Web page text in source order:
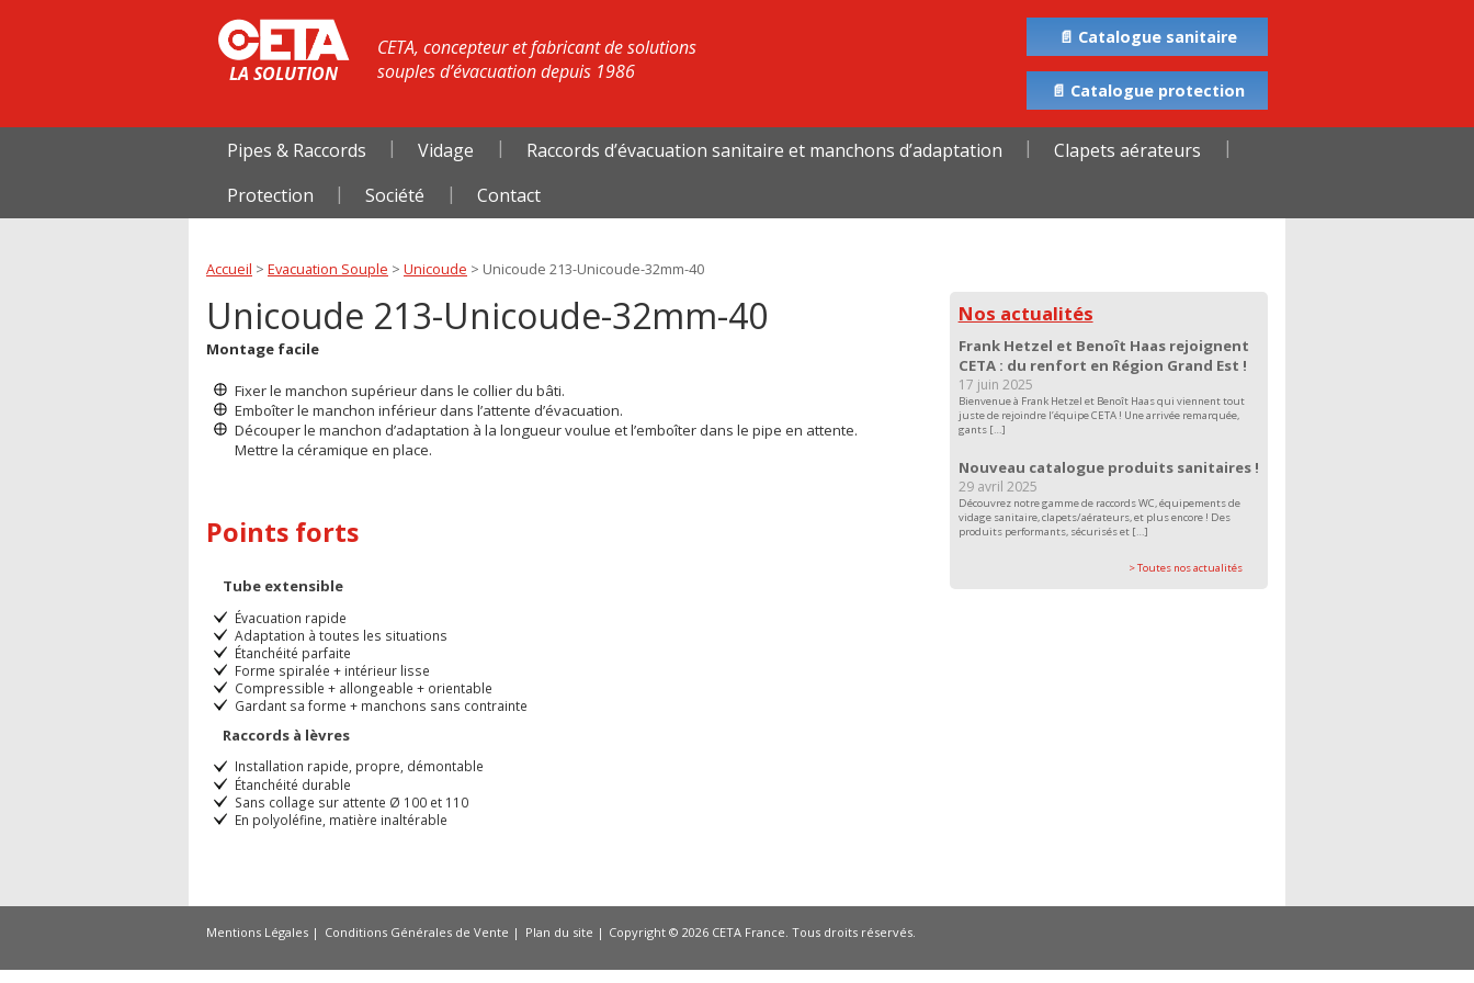
LA SOLUTION
CETA, concepteur et fabricant de solutions
souples d’évacuation depuis 1986
📄 Catalogue sanitaire
📄 Catalogue protection
Pipes & Raccords Vidage Raccords d’évacuation sanitaire et manchons d’adaptation
Clapets aérateurs
Protection
Société Contact
Accueil > Evacuation Souple > Unicoude > Unicoude 213-Unicoude-32mm-40
Unicoude 213-Unicoude-32mm-40
Montage facile
Fixer le manchon supérieur dans le collier du bâti.
Emboîter le manchon inférieur dans l’attente d’évacuation.
Découper le manchon d’adaptation à la longueur voulue et l’emboîter dans le pipe en attente.
Mettre la céramique en place.
Points forts
Tube extensible
Évacuation rapide
Adaptation à toutes les situations
Étanchéité parfaite
Forme spiralée + intérieur lisse
Compressible + allongeable + orientable
Gardant sa forme + manchons sans contrainte
Raccords à lèvres
Installation rapide, propre, démontable
Étanchéité durable
Sans collage sur attente Ø 100 et 110
En polyoléfine, matière inaltérable
Nos actualités
Frank Hetzel et Benoît Haas rejoignent
CETA : du renfort en Région Grand Est !
17 juin 2025
Bienvenue à Frank Hetzel et Benoît Haas qui viennent tout
juste de rejoindre l’équipe CETA ! Une arrivée remarquée,
gants […]
Nouveau catalogue produits sanitaires !
29 avril 2025
Découvrez notre gamme de raccords WC, équipements de
vidage sanitaire, clapets/aérateurs, et plus encore ! Des
produits performants, sécurisés et […]
> Toutes nos actualités
Mentions Légales Conditions Générales de Vente Plan du site Copyright © 2026 CETA France. Tous droits réservés.